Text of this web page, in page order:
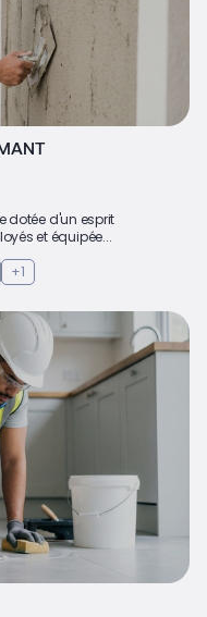
dotée d'un esprit
et équipée...
+1